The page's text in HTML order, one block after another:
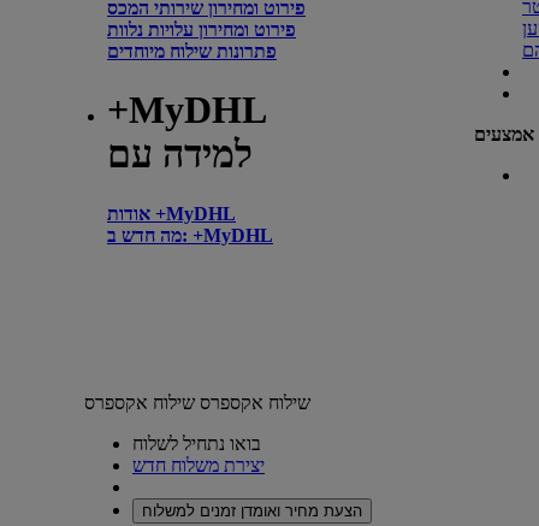
פירוט ומחירון שירותי המכס
פירוט ומחירון עלויות נלוות
פתרונות שילוח מיוחדים
+MyDHL
למידה עם
אודות +MyDHL
מה חדש ב: +MyDHL
אמצעים
שילוח אקספרס שילוח אקספרס
בואו נתחיל לשלוח
יצירת משלוח חדש
הצעת מחיר ואומדן זמנים למשלוח